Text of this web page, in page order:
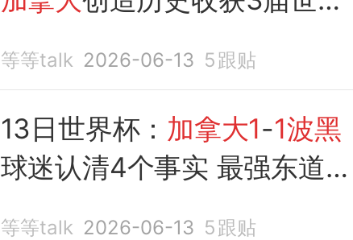
等等talk 2026-06-13 5 跟贴
13日世界杯： 加拿大1-1波黑
球迷认清4个事实 最强东道主
等等talk 2026-06-13 5 跟贴